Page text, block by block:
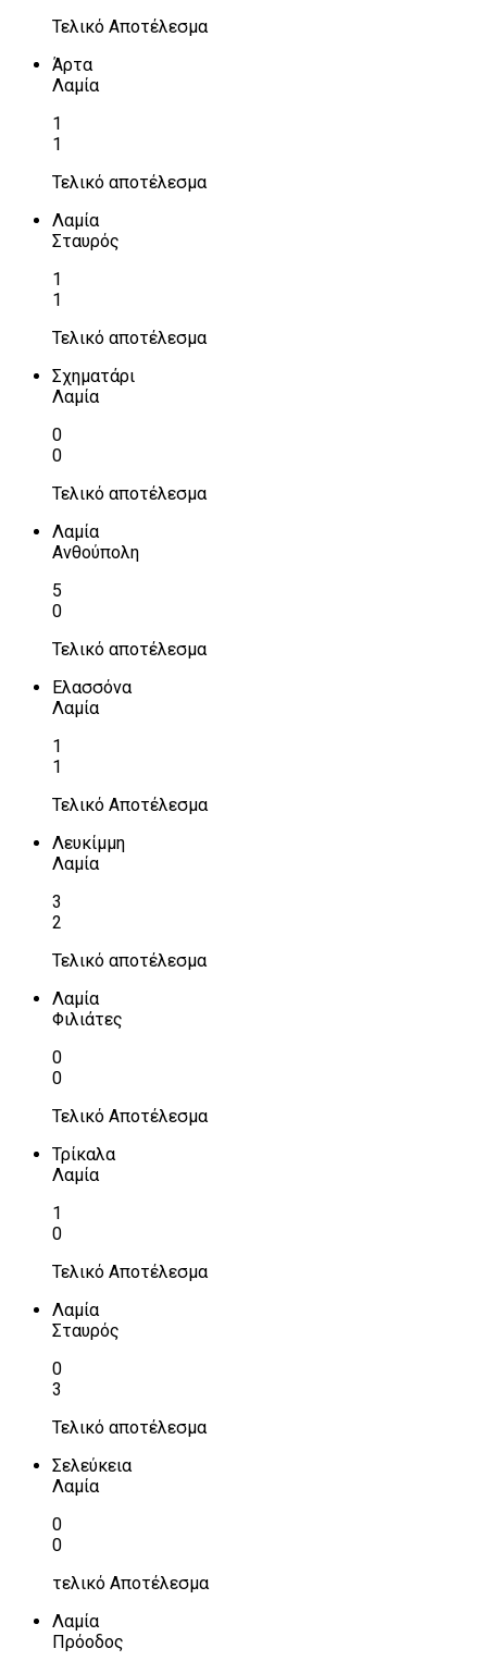
Τελικό Αποτέλεσμα
Άρτα
Λαμία
1
1
Τελικό αποτέλεσμα
Λαμία
Σταυρός
1
1
Τελικό αποτέλεσμα
Σχηματάρι
Λαμία
0
0
Τελικό αποτέλεσμα
Λαμία
Ανθούπολη
5
0
Τελικό αποτέλεσμα
Ελασσόνα
Λαμία
1
1
Τελικό Αποτέλεσμα
Λευκίμμη
Λαμία
3
2
Τελικό αποτέλεσμα
Λαμία
Φιλιάτες
0
0
Τελικό Αποτέλεσμα
Τρίκαλα
Λαμία
1
0
Τελικό Αποτέλεσμα
Λαμία
Σταυρός
0
3
Τελικό αποτέλεσμα
Σελεύκεια
Λαμία
0
0
τελικό Αποτέλεσμα
Λαμία
Πρόοδος